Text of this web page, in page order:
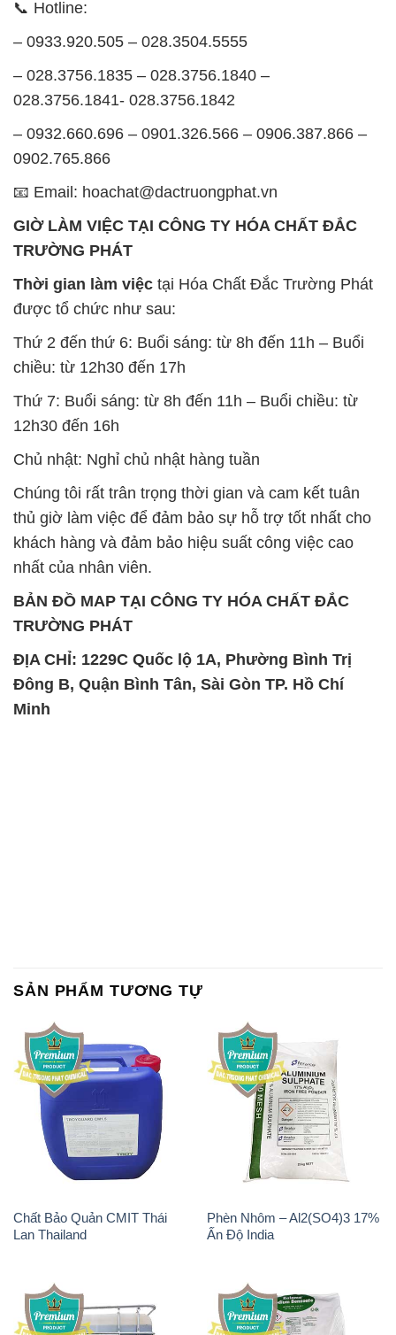
📞 Hotline:
– 0933.920.505 – 028.3504.5555
– 028.3756.1835 – 028.3756.1840 –
028.3756.1841- 028.3756.1842
– 0932.660.696 – 0901.326.566 – 0906.387.866 –
0902.765.866
📧 Email: hoachat@dactruongphat.vn
GIỜ LÀM VIỆC TẠI CÔNG TY HÓA CHẤT ĐẮC
TRƯỜNG PHÁT
Thời gian làm việc tại Hóa Chất Đắc Trường Phát
được tổ chức như sau:
Thứ 2 đến thứ 6: Buổi sáng: từ 8h đến 11h – Buổi
chiều: từ 12h30 đến 17h
Thứ 7: Buổi sáng: từ 8h đến 11h – Buổi chiều: từ
12h30 đến 16h
Chủ nhật: Nghỉ chủ nhật hàng tuần
Chúng tôi rất trân trọng thời gian và cam kết tuân
thủ giờ làm việc để đảm bảo sự hỗ trợ tốt nhất cho
khách hàng và đảm bảo hiệu suất công việc cao
nhất của nhân viên.
BẢN ĐỒ MAP TẠI CÔNG TY HÓA CHẤT ĐẮC
TRƯỜNG PHÁT
ĐỊA CHỈ: 1229C Quốc lộ 1A, Phường Bình Trị
Đông B, Quận Bình Tân, Sài Gòn TP. Hồ Chí
Minh
SẢN PHẨM TƯƠNG TỰ
Chất Bảo Quản CMIT Thái
Lan Thailand
Phèn Nhôm – Al2(SO4)3 17%
Ấn Độ India